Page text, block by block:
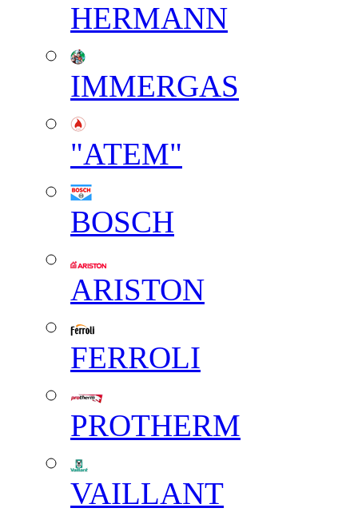
HERMANN
IMMERGAS
"АТЕМ"
BOSCH
ARISTON
FERROLI
PROTHERM
VAILLANT